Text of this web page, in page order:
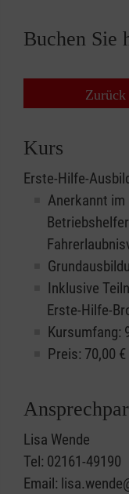
Buchen Sie
Zurück
Kurs
Erste-Hilfe-
Anerkannt im
Inklusive
Erste-Hilfe-
Kursumfang:
Preis: 70,00 €
Lisa Wende
Tel: 02161-49190
Email: